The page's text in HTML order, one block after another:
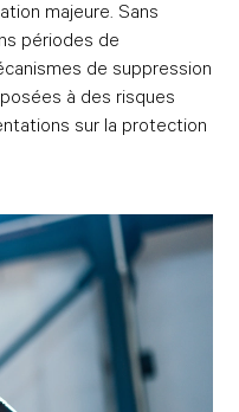
majeure. Sans
périodes de
de suppression
à des risques
sur la protection